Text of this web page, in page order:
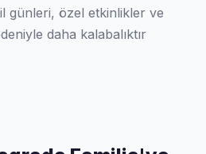
günleri, özel etkinlikler ve
daha kalabalıktır